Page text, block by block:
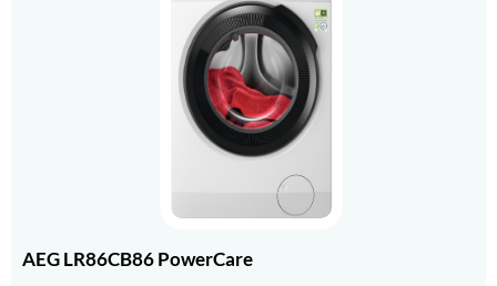
AEG LR86CB86 PowerCare